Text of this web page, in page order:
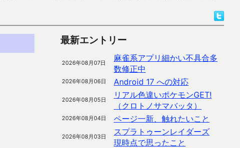
最新エントリー
2026年08月07日
麻雀系アプリ細かい不具合多
数修正中
2026年08月06日 Android 17 への対応
2026年08月05日
リアル色違いポケモンGET!
（クロトノサマバッタ）
2026年08月04日 ページ一新、触れたいこと
2026年08月03日
スプラトゥーンレイダーズ
現時点で思ったこと